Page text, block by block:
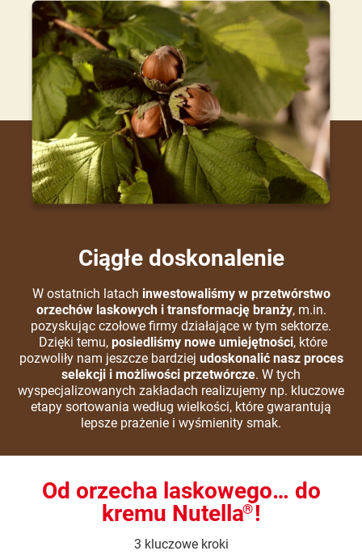
Ciągłe doskonalenie
W ostatnich latach inwestowaliśmy w przetwórstwo
orzechów laskowych i transformację branży, m.in.
pozyskując czołowe firmy działające w tym sektorze.
Dzięki temu, posiedliśmy nowe umiejętności, które
pozwoliły nam jeszcze bardziej udoskonalić nasz proces
selekcji i możliwości przetwórcze. W tych
wyspecjalizowanych zakładach realizujemy np. kluczowe
etapy sortowania według wielkości, które gwarantują
lepsze prażenie i wyśmienity smak.
Od orzecha laskowego… do
kremu Nutella®!
3 kluczowe kroki